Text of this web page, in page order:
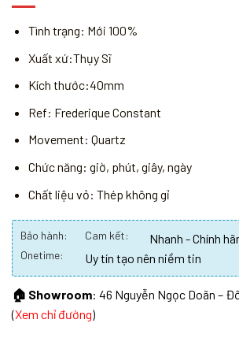
Tình trạng: Mới 100%
Xuất xứ:Thụy Sĩ
Kích thước:40mm
Ref: Frederique Constant
Movement: Quartz
Chức năng: giờ, phút, giây, ngày
Chất liệu vỏ: Thép không gỉ
Bảo hành: Cam kết: Nhanh - Chính
Onetime: Uy tín tạo nên niềm tin
🏠 Showroom: 46 Nguyễn Ngọc Doãn –
(Xem chỉ đường)